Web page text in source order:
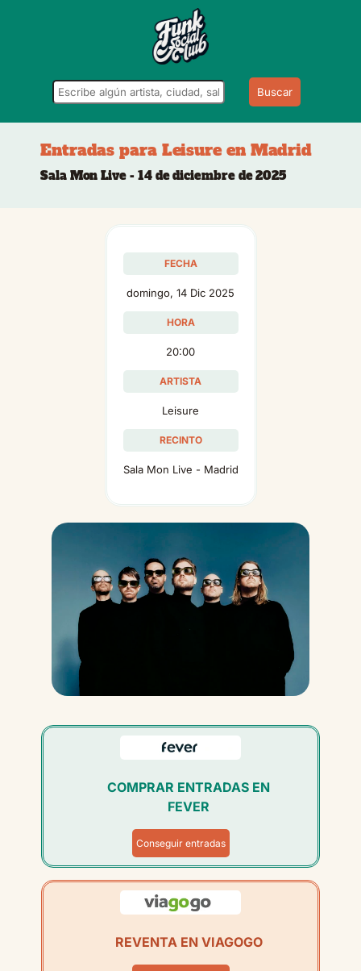
Buscar
Entradas para Leisure en Madrid
Sala Mon Live - 14 de diciembre de 2025
FECHA
domingo, 14 Dic 2025
HORA
20:00
ARTISTA
Leisure
RECINTO
Sala Mon Live - Madrid
COMPRAR ENTRADAS EN
FEVER
Conseguir entradas
REVENTA EN VIAGOGO